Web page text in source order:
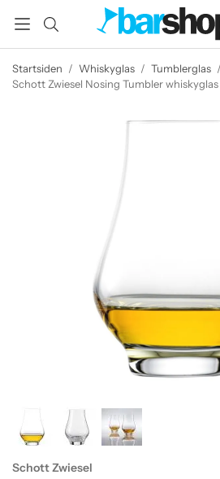
Startsiden / Whiskyglas / Tumblerglas /
Schott Zwiesel Nosing Tumbler whiskyglas
Schott Zwiesel